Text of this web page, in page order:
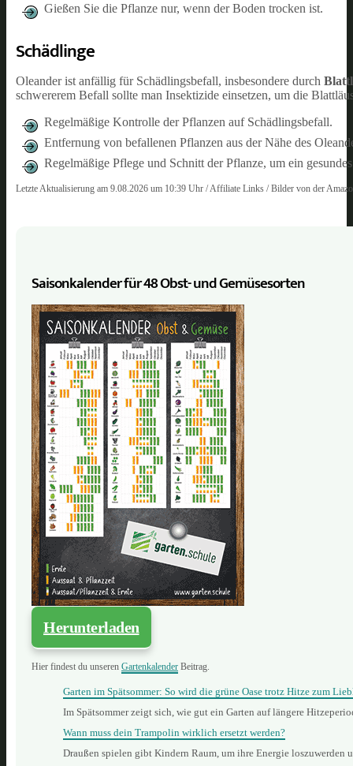
Gießen Sie die Pflanze nur, wenn der Boden trocken ist.
Schädlinge
Oleander ist anfällig für Schädlingsbefall, insbesondere durch
schwererem Befall sollte man Insektizide einsetzen, um die
Regelmäßige Kontrolle der Pflanzen auf Schädlingsbefall.
Entfernung von befallenen Pflanzen aus der Nähe des
Regelmäßige Pflege und Schnitt der Pflanze, um ein
Letzte Aktualisierung am 9.08.2026 um 10:39 Uhr / Affiliate Links / Bilder von der
Saisonkalender für 48 Obst- und Gemüse­sorten
Herunterladen
Hier findest du unseren Gartenkalender Beitrag.
Garten im Spätsommer: So wird die grüne Oase trotz Hitze zum
Im Spätsommer zeigt sich, wie gut ein Garten auf längere
Wann muss dein Trampolin wirklich ersetzt werden?
Draußen spielen gibt Kindern Raum, um ihre Energie